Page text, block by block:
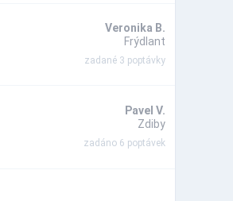
Veronika B.
Frýdlant
zadané 3 poptávky
Pavel V.
Zdiby
zadáno 6 poptávek